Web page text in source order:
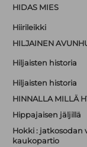
HIDAS MIES
Hiirileikki
HILJAINEN
Hiljaisten historia
Hiljaisten historia
HINNALLA MILLÄ
Hippajaisen jäljillä
Hokki : jatkosodan
kaukopartio